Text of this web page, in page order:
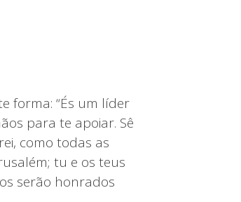
forma: “És um líder
para te apoiar. Sê
como todas as
tu e os teus
serão honrados